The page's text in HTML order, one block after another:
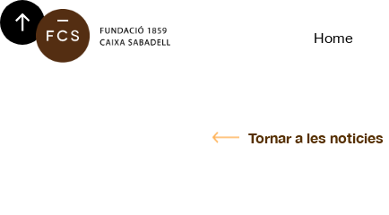
Home
Tornar a les noticies